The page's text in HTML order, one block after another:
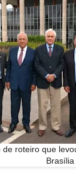
roteiro que
Brasília